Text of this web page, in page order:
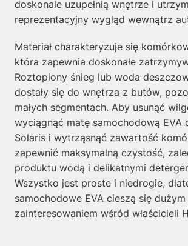
doskonale uzupełnią wnętrze i
reprezentacyjny wygląd wewnątrz
Materiał charakteryzuje się
która zapewnia doskonałe
Roztopiony śnieg lub woda
dostały się do wnętrza z butów,
małych segmentach. Aby usunąć
wyciągnąć matę samochodową EVA
Solaris i wytrząsnąć zawartość
zapewnić maksymalną czystość,
produktu wodą i delikatnymi
Wszystko jest proste i niedrogie,
samochodowe EVA cieszą się dużym
zainteresowaniem wśród właścicieli